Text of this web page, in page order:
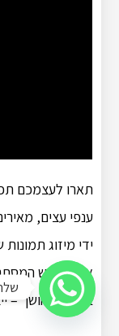
תארו לעצמכם
ענפי עצים,
ידי מיזוג
אור השמש
בין אור לחושך –